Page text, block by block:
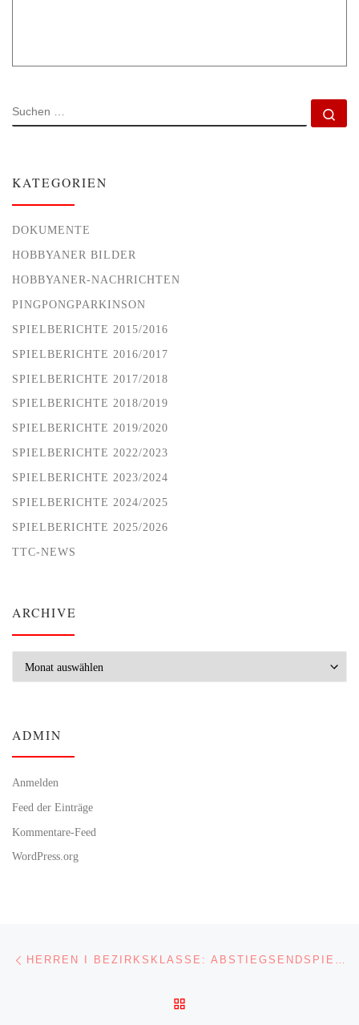
SUCHE
KATEGORIEN
DOKUMENTE
HOBBYANER BILDER
HOBBYANER-NACHRICHTEN
PINGPONGPARKINSON
SPIELBERICHTE 2015/2016
SPIELBERICHTE 2016/2017
SPIELBERICHTE 2017/2018
SPIELBERICHTE 2018/2019
SPIELBERICHTE 2019/2020
SPIELBERICHTE 2022/2023
SPIELBERICHTE 2023/2024
SPIELBERICHTE 2024/2025
SPIELBERICHTE 2025/2026
TTC-NEWS
ARCHIVE
ADMIN
Anmelden
Feed der Einträge
Kommentare-Feed
WordPress.org
Beitragsnavigation HERREN I BEZIRKSKLASSE: ABSTIEGSENDSPIEL ENDET UNGLÜCKLICH